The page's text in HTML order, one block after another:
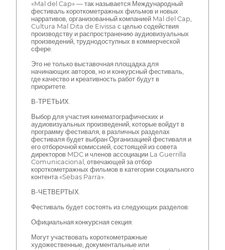
«Mal del Cap» — так называется Международный
фестиваль короткометражных фильмов и новых
нарративов, организованный компанией Mal del Cap,
Cultura Mal Dita de Eivissa с целью содействия
производству и распространению аудиовизуальных
произведений, труднодоступных в коммерческой
сфере.
Это не только выставочная площадка для
начинающих авторов, но и конкурсный фестиваль,
где качество и креативность работ будут в
приоритете.
В-ТРЕТЬИХ.
Выбор для участия кинематографических и
аудиовизуальных произведений, которые войдут в
программу фестиваля, в различных разделах
фестиваля будет выбран Организацией фестиваля и
его отборочной комиссией, состоящей из совета
директоров MDC и членов ассоциации La Guerrilla
Comunicacional, отвечающей за отбор
короткометражных фильмов в категории социального
контента «Sebas Parra».
В-ЧЕТВЕРТЫХ.
Фестиваль будет состоять из следующих разделов:
Официальная конкурсная секция:
Могут участвовать короткометражные
художественные, документальные или